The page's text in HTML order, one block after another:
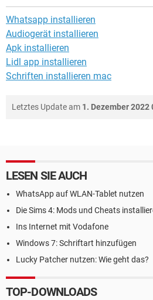
Whatsapp installieren
Audiogerät installieren
Apk installieren
Lidl app installieren
Schriften installieren mac
Letztes Update am 1. Dezember 2022
LESEN SIE AUCH
WhatsApp auf WLAN-Tablet nutzen
Die Sims 4: Mods und Cheats
Ins Internet mit Vodafone
Windows 7: Schriftart hinzufügen
Lucky Patcher nutzen: Wie geht das?
TOP-DOWNLOADS